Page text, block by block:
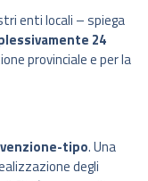
enti locali – spiega
24
provinciale e per la
tipo. Una
degli